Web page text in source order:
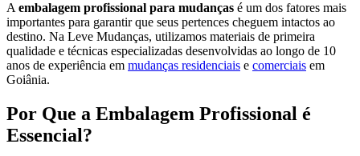
Aembalagem profissional para mudanças é um dos fatores mais
importantes para garantir que seus pertences cheguem intactos ao
destino. Na Leve Mudanças, utilizamos materiais de primeira
qualidade e técnicas especializadas desenvolvidas ao longo de 10
anos de experiência em mudanças residenciais e comerciais em
Goiânia.
Por Que a Embalagem Profissional é
Essencial?